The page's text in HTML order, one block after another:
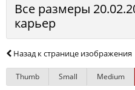
Все размеры
карьер
Назад к странице изображения
Thumb Small Medium